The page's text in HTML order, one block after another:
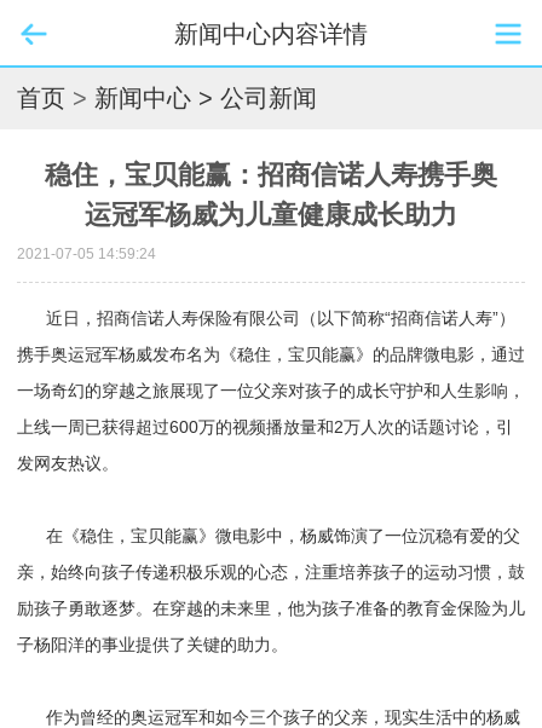
新闻中心内容详情
首页 > 新闻中心 > 公司新闻
稳住，宝贝能赢：招商信诺人寿携手奥
运冠军杨威为儿童健康成长助力
2021-07-05 14:59:24
近日，招商信诺人寿保险有限公司（以下简称“招商信诺人寿”）
携手奥运冠军杨威发布名为《稳住，宝贝能赢》的品牌微电影，通过
一场奇幻的穿越之旅展现了一位父亲对孩子的成长守护和人生影响，
上线一周已获得超过600万的视频播放量和2万人次的话题讨论，引
发网友热议。
在《稳住，宝贝能赢》微电影中，杨威饰演了一位沉稳有爱的父
亲，始终向孩子传递积极乐观的心态，注重培养孩子的运动习惯，鼓
励孩子勇敢逐梦。在穿越的未来里，他为孩子准备的教育金保险为儿
子杨阳洋的事业提供了关键的助力。
作为曾经的奥运冠军和如今三个孩子的父亲，现实生活中的杨威